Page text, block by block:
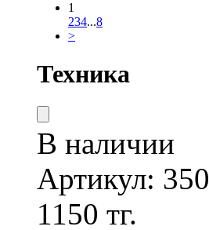
1
234...8
>
Техника
В наличии
Артикул:
1150 тг.